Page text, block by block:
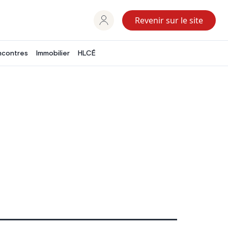
Revenir sur le site
Immobilier HLCÉ